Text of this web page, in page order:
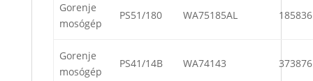
Gorenje
mosógép
PS51/180 WA75185AL 185836
Gorenje
mosógép
PS41/14B WA74143 373876